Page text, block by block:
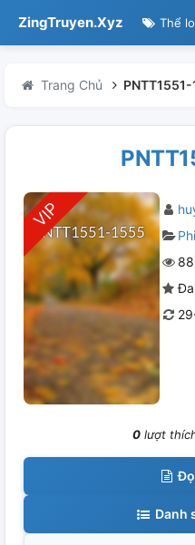
ZingTruyen.Xyz Thể
Trang Chủ
88
0lượt
Danh